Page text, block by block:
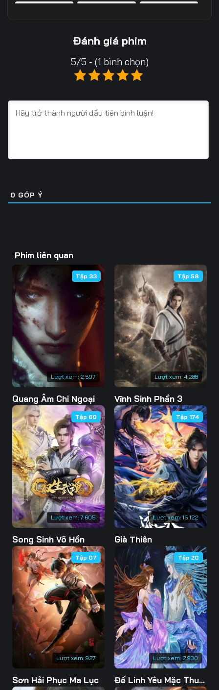
20
25 26
31 32 33
37 38 39
47 48
49 51
52 54
55 57
58 60
61 63
64 66
67 68 69
70 71 72
73 75
76 77 78
79 80 81
82 83 84
85 86 87
88 89 90
91 92 93
94 95 96
97 98 99
100 102
103 105
Đánh giá phim
5/5 - (1 bình chọn)
0 GÓP Ý
Phim liên quan
Lượt xem: 2.597
Tập 33
Quang Âm Chi Ngoại
Lượt xem: 4.288
Tập 58
Vĩnh Sinh Phần 3
Lượt xem: 7.605
Tập 60
Song Sinh Võ Hồn
Lượt xem: 15.122
Tập 174
Già Thiên
Lượt xem: 927
Tập 07
Sơn Hải Phục Ma Lục
Lượt xem: 2.930
Tập 20
Đế Linh Yêu Mặc Thuỷ Linh Lung